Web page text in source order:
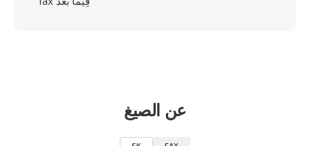
عن الصيغ